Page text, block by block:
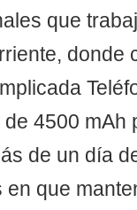
que
donde
4500
de un día
que